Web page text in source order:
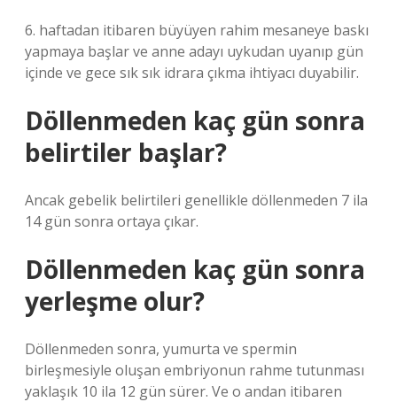
6. haftadan itibaren büyüyen rahim mesaneye baskı
yapmaya başlar ve anne adayı uykudan uyanıp gün
içinde ve gece sık sık idrara çıkma ihtiyacı duyabilir.
Döllenmeden kaç gün sonra
belirtiler başlar?
Ancak gebelik belirtileri genellikle döllenmeden 7 ila
14 gün sonra ortaya çıkar.
Döllenmeden kaç gün sonra
yerleşme olur?
Döllenmeden sonra, yumurta ve spermin
birleşmesiyle oluşan embriyonun rahme tutunması
yaklaşık 10 ila 12 gün sürer. Ve o andan itibaren